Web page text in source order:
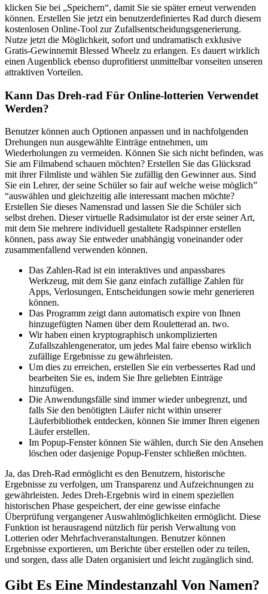
klicken Sie bei „Speichern“, damit Sie sie später erneut verwenden
können. Erstellen Sie jetzt ein benutzerdefiniertes Rad durch diesem
kostenlosen Online-Tool zur Zufallsentscheidungsgenerierung.
Nutze jetzt die Möglichkeit, sofort und undramatisch exklusive
Gratis-Gewinnemit Blessed Wheelz zu erlangen. Es dauert wirklich
einen Augenblick ebenso duprofitierst unmittelbar vonseiten unseren
attraktiven Vorteilen.
Kann Das Dreh-rad Für Online-lotterien Verwendet
Werden?
Benutzer können auch Optionen anpassen und in nachfolgenden
Drehungen nun ausgewählte Einträge entnehmen, um
Wiederholungen zu vermeiden. Können Sie sich nicht befinden, was
Sie am Filmabend schauen möchten? Erstellen Sie das Glücksrad
mit ihrer Filmliste und wählen Sie zufällig den Gewinner aus. Sind
Sie ein Lehrer, der seine Schüler so fair auf welche weise möglich”
“auswählen und gleichzeitig alle interessant machen möchte?
Erstellen Sie dieses Namensrad und lassen Sie die Schüler sich
selbst drehen. Dieser virtuelle Radsimulator ist der erste seiner Art,
mit dem Sie mehrere individuell gestaltete Radspinner erstellen
können, pass away Sie entweder unabhängig voneinander oder
zusammenfallend verwenden können.
Das Zahlen-Rad ist ein interaktives und anpassbares
Werkzeug, mit dem Sie ganz einfach zufällige Zahlen für
Apps, Verlosungen, Entscheidungen sowie mehr generieren
können.
Das Programm zeigt dann automatisch expire von Ihnen
hinzugefügten Namen über dem Rouletterad an. two.
Wir haben einen kryptographisch unkomplizierten
Zufallszahlengenerator, um jedes Mal faire ebenso wirklich
zufällige Ergebnisse zu gewährleisten.
Um dies zu erreichen, erstellen Sie ein verbessertes Rad und
bearbeiten Sie es, indem Sie Ihre geliebten Einträge
hinzufügen.
Die Anwendungsfälle sind immer wieder unbegrenzt, und
falls Sie den benötigten Läufer nicht within unserer
Läuferbibliothek entdecken, können Sie immer Ihren eigenen
Läufer erstellen.
Im Popup-Fenster können Sie wählen, durch Sie den Ansehen
löschen oder dasjenige Popup-Fenster schließen möchten.
Ja, das Dreh-Rad ermöglicht es den Benutzern, historische
Ergebnisse zu verfolgen, um Transparenz und Aufzeichnungen zu
gewährleisten. Jedes Dreh-Ergebnis wird in einem speziellen
historischen Phase gespeichert, der eine gewisse einfache
Überprüfung vergangener Auswahlmöglichkeiten ermöglicht. Diese
Funktion ist herausragend nützlich für perish Verwaltung von
Lotterien oder Mehrfachveranstaltungen. Benutzer können
Ergebnisse exportieren, um Berichte über erstellen oder zu teilen,
und sorgen, dass alle Daten organisiert und leicht zugänglich sind.
Gibt Es Eine Mindestanzahl Von Namen?